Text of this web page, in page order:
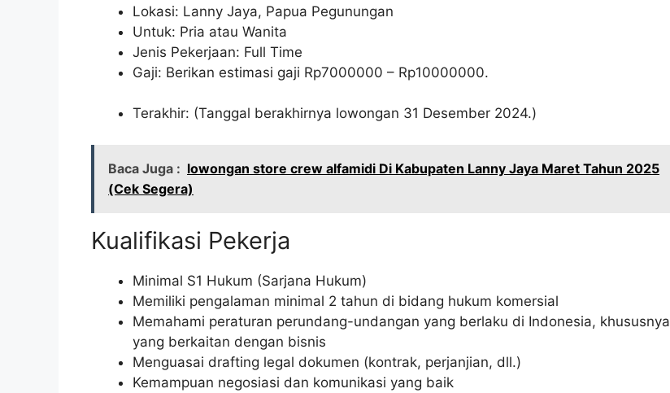
Lokasi: Lanny Jaya, Papua Pegunungan
Untuk: Pria atau Wanita
Jenis Pekerjaan: Full Time
Gaji: Berikan estimasi gaji Rp7000000 – Rp10000000.
Terakhir: (Tanggal berakhirnya lowongan 31 Desember 2024.)
Baca Juga : lowongan store crew alfamidi Di Kabupaten Lanny Jaya Maret Tahun 2025
(Cek Segera)
Kualifikasi Pekerja
Minimal S1 Hukum (Sarjana Hukum)
Memiliki pengalaman minimal 2 tahun di bidang hukum komersial
Memahami peraturan perundang-undangan yang berlaku di Indonesia, khususnya
yang berkaitan dengan bisnis
Menguasai drafting legal dokumen (kontrak, perjanjian, dll.)
Kemampuan negosiasi dan komunikasi yang baik